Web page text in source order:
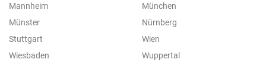
Mannheim
München
Münster
Nürnberg
Stuttgart
Wien
Wiesbaden
Wuppertal